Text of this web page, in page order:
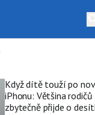
Když dítě touží po
iPhonu: Většina rodičů
zbytečně přijde o